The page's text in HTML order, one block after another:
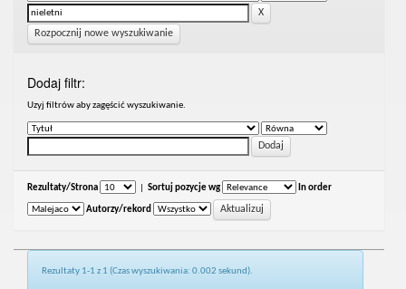
Rozpocznij nowe wyszukiwanie
Dodaj filtr:
Uzyj filtrów aby zagęścić wyszukiwanie.
Rezultaty/Strona Sortuj pozycje wg In order
Autorzy/rekord
Rezultaty 1-1 z 1 (Czas wyszukiwania: 0.002 sekund).